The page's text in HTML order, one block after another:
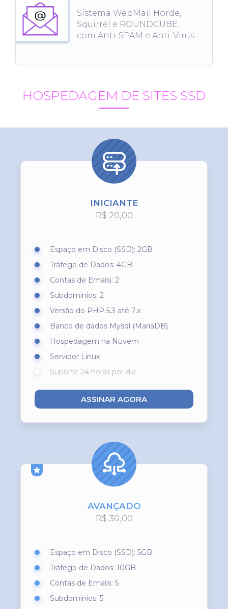
Sistema WebMail Horde,
Squirrel e ROUNDCUBE
com Anti-SPAM e Anti-Virus.
HOSPEDAGEM DE SITES SSD
INICIANTE
R$ 20,00
Espaço em Disco (SSD): 2GB
Tráfego de Dados: 4GB
Contas de Emails: 2
Subdominios: 2
Versão do PHP 5.3 até 7.x
Banco de dados Mysql (MariaDB)
Hospedagem na Nuvem
Servidor Linux
Suporte 24 horas por dia
ASSINAR AGORA
AVANÇADO
R$ 30,00
Espaço em Disco (SSD): 5GB
Tráfego de Dados: 10GB
Contas de Emails: 5
Subdominios: 5